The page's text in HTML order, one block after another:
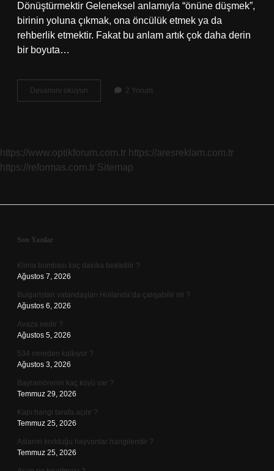
Dönüştürmektir Geleneksel anlamıyla “önüne düşmek”,
birinin yoluna çıkmak, ona öncülük etmek ya da
rehberlik etmektir. Fakat bu anlam artık çok daha derin
bir boyuta…
Devamını okuyun
düşmek
2 Yorum
https://www.optikforum.com.tr https://aresreklam.com.tr
https://reformas.com.tr Sitemap
Sidebar
Son Yazılar
Klima bombası kaç dakika bekletilir ?
Ağustos 7, 2026
Bulgaristan vatandaşları Hollanda’da çalışabilir mi ?
Ağustos 6, 2026
Avaza nedir ?
Ağustos 5, 2026
534 nereden kalkıyor ?
Ağustos 3, 2026
Bayramörenin kaç köyü var ?
Temmuz 29, 2026
Kapı hangi tarafa açılır ?
Temmuz 25, 2026
Aslanın korktuğu hayvanlar hangileridir ?
Temmuz 25, 2026